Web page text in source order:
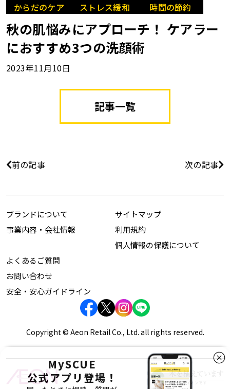
からだのケア ストレス緩和 時間の節約
秋の肌悩みにアプローチ！ ケアラー
におすすめ3つの洗顔術
2023年11月10日
記事一覧
前の記事 次の記事
MySCUE
公式アプリ登場！
ブランドについて
事業内容・会社情報
サイトマップ
利用規約
個人情報の保護について
よくあるご質問
お問い合わせ
安全・安心ガイドライン
Copyright © Aeon Retail Co., Ltd. all rights reserved.